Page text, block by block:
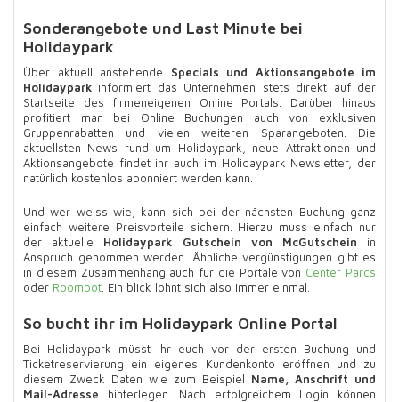
Sonderangebote und Last Minute bei
Holidaypark
Über aktuell anstehende Specials und Aktionsangebote im
Holidaypark informiert das Unternehmen stets direkt auf der
Startseite des firmeneigenen Online Portals. Darüber hinaus
profitiert man bei Online Buchungen auch von exklusiven
Gruppenrabatten und vielen weiteren Sparangeboten. Die
aktuellsten News rund um Holidaypark, neue Attraktionen und
Aktionsangebote findet ihr auch im Holidaypark Newsletter, der
natürlich kostenlos abonniert werden kann.
Und wer weiss wie, kann sich bei der nächsten Buchung ganz
einfach weitere Preisvorteile sichern. Hierzu muss einfach nur
der aktuelle Holidaypark Gutschein von McGutschein in
Anspruch genommen werden. Ähnliche vergünstigungen gibt es
in diesem Zusammenhang auch für die Portale von Center Parcs
oder Roompot. Ein blick lohnt sich also immer einmal.
So bucht ihr im Holidaypark Online Portal
Bei Holidaypark müsst ihr euch vor der ersten Buchung und
Ticketreservierung ein eigenes Kundenkonto eröffnen und zu
diesem Zweck Daten wie zum Beispiel Name, Anschrift und
Mail-Adresse hinterlegen. Nach erfolgreichem Login können